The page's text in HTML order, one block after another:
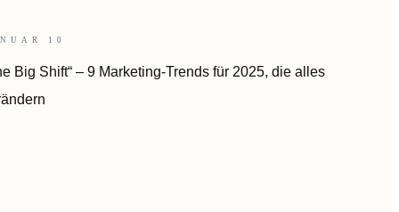
10
Big Shift“ – 9 Marketing-Trends für 2025, die alles